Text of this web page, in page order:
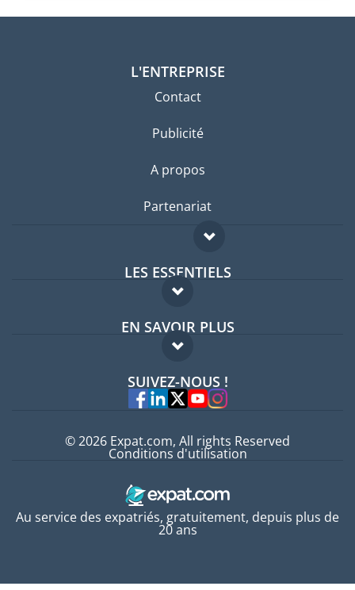
L'ENTREPRISE
Contact
Publicité
A propos
Partenariat
LES ESSENTIELS
Forum expatriés
Guides pays
EN SAVOIR PLUS
FAQ
Experts
SUIVEZ-NOUS !
Au service des expatriés, gratuitement, depuis plus de
20 ans
© 2026 Expat.com, All rights Reserved
Conditions d'utilisation